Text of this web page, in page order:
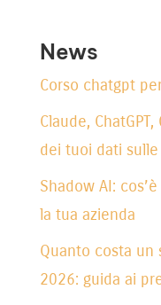
News
Corso chatgpt
Claude,
dei tuoi dati
Shadow AI:
la tua azienda
Quanto costa un
2026: guida ai